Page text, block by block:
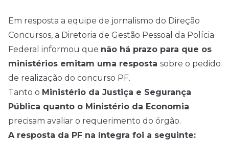
Em resposta a equipe de jornalismo do Direção
Concursos, a Diretoria de Gestão Pessoal da Polícia
Federal informou que não há prazo para que os
ministérios emitam uma resposta sobre o pedido
de realização do concurso PF.
Tanto o Ministério da Justiça e Segurança
Pública quanto o Ministério da Economia
precisam avaliar o requerimento do órgão.
A resposta da PF na íntegra foi a seguinte: